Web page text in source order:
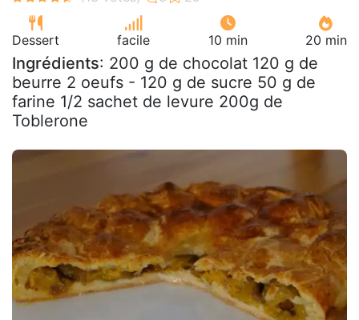
Dessert facile 10 min 20 min
Ingrédients: 200 g de chocolat 120 g de
beurre 2 oeufs - 120 g de sucre 50 g de
farine 1/2 sachet de levure 200g de
Toblerone